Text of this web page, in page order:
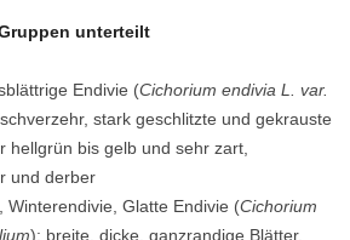
unterteilt
Endivie (Cichorium endivia L. var.
stark geschlitzte und gekrauste
hellgrün bis gelb und sehr zart,
und derber
Winterendivie, Glatte Endivie (Cichorium
): breite, dicke, ganzrandige Blätter,